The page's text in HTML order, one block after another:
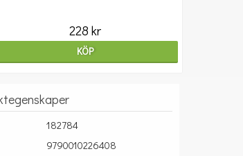
228 kr
KÖP
182784
9790010226408